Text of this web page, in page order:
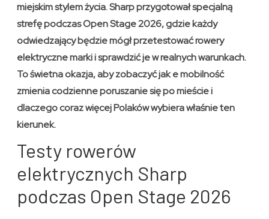
miejskim stylem życia. Sharp przygotował specjalną
strefę podczas Open Stage 2026, gdzie każdy
odwiedzający będzie mógł przetestować rowery
elektryczne marki i sprawdzić je w realnych warunkach.
To świetna okazja, aby zobaczyć jak e mobilność
zmienia codzienne poruszanie się po mieście i
dlaczego coraz więcej Polaków wybiera właśnie ten
kierunek.
Testy rowerów
elektrycznych Sharp
podczas Open Stage 2026